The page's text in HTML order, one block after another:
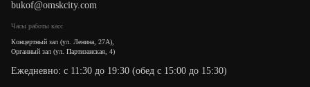
bukof@omskcity.com
Часы работы касс
Концертный зал (ул. Ленина, 27А),
Органный зал (ул. Партизанская, 4)
Ежедневно: с 11:30 до 19:30 (обед с 15:00 до 15:30)